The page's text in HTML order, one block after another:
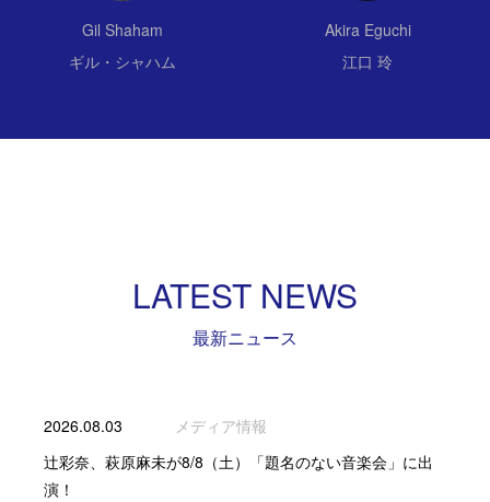
Gil Shaham
ギル・シャハム
Akira Eguchi
江口 玲
LATEST NEWS
最新ニュース
2026.08.03
メディア情報
辻彩奈、萩原麻未が8/8（土）「題名のない音楽会」に出
演！